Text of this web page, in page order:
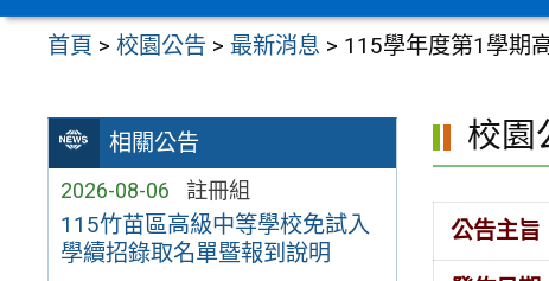
首頁 >校園公告 > 最新消息 > 115學年度第1學期
相關公告
2026-08-06 註冊組
115竹苗區高級中等學校免試入
學續招錄取名單暨報到說明
校園
公告主旨